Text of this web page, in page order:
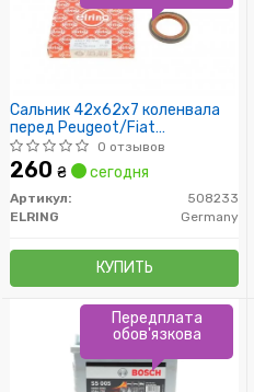
Сальник 42x62x7 коленвала
перед Peugeot/Fiat
1.6/1.8/1.8d/1.9d0 отзывов
260 ₴ сегодня
Артикул:
508233
ELRING
Germany
КУПИТЬ
Передплата
обов'язкова